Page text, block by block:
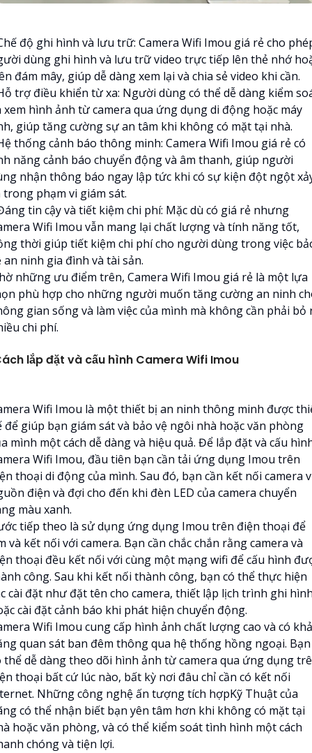
độ ghi hình và lưu trữ: Camera Wifi Imou giá rẻ cho
dùng ghi hình và lưu trữ video trực tiếp lên thẻ nhớ
đám mây, giúp dễ dàng xem lại và chia sẻ video khi cần.
trợ điều khiển từ xa: Người dùng có thể dễ dàng kiểm
xem hình ảnh từ camera qua ứng dụng di động hoặc máy
giúp tăng cường sự an tâm khi không có mặt tại nhà.
thống cảnh báo thông minh: Camera Wifi Imou giá rẻ có
năng cảnh báo chuyển động và âm thanh, giúp người
nhận thông báo ngay lập tức khi có sự kiện đột ngột
trong phạm vi giám sát.
tin cậy và tiết kiệm chi phí: Mặc dù có giá rẻ nhưng
Wifi Imou vẫn mang lại chất lượng và tính năng tốt,
thời giúp tiết kiệm chi phí cho người dùng trong việc
an ninh gia đình và tài sản.
những ưu điểm trên, Camera Wifi Imou giá rẻ là một lựa
phù hợp cho những người muốn tăng cường an ninh
gian sống và làm việc của mình mà không cần phải bỏ
chi phí.
lắp đặt và cấu hình Camera Wifi Imou
Wifi Imou là một thiết bị an ninh thông minh được
để giúp bạn giám sát và bảo vệ ngôi nhà hoặc văn phòng
mình một cách dễ dàng và hiệu quả. Để lắp đặt và cấu
Wifi Imou, đầu tiên bạn cần tải ứng dụng Imou trên
thoại di động của mình. Sau đó, bạn cần kết nối camera
điện và đợi cho đến khi đèn LED của camera chuyển
màu xanh.
tiếp theo là sử dụng ứng dụng Imou trên điện thoại để
và kết nối với camera. Bạn cần chắc chắn rằng camera và
thoại đều kết nối với cùng một mạng wifi để cấu hình
công. Sau khi kết nối thành công, bạn có thể thực hiện
cài đặt như đặt tên cho camera, thiết lập lịch trình ghi
cài đặt cảnh báo khi phát hiện chuyển động.
Wifi Imou cung cấp hình ảnh chất lượng cao và có khả
quan sát ban đêm thông qua hệ thống hồng ngoại. Bạn
thể dễ dàng theo dõi hình ảnh từ camera qua ứng dụng
thoại bất cứ lúc nào, bất kỳ nơi đâu chỉ cần có kết nối
Những công nghệ ấn tượng tích hợpKỹ Thuật của
có thể nhận biết bạn yên tâm hơn khi không có mặt tại
hoặc văn phòng, và có thể kiểm soát tình hình một cách
chóng và tiện lợi.